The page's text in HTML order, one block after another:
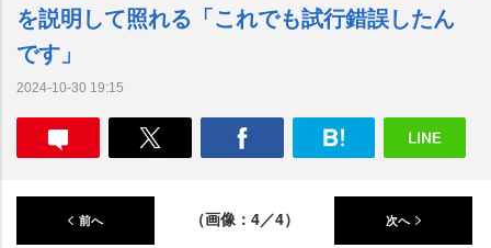
を説明して照れる「これでも試行錯誤したん
です」
2024-10-30 19:15
前へ （画像：4／4） 次へ